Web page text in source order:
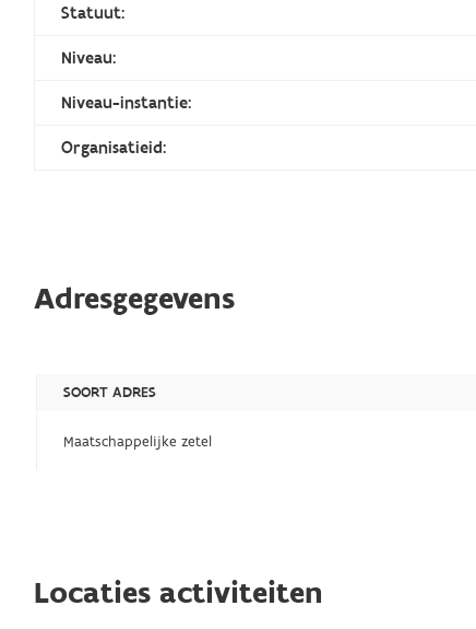
Statuut:
Niveau:
Niveau-instantie:
Organisatieid:
Adresgegevens
SOORT ADRES
Maatschappelijke zetel
Locaties activiteiten